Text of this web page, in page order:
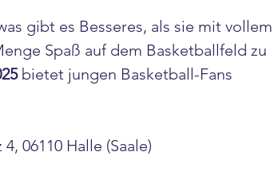
gibt es Besseres, als sie mit vollem
Spaß auf dem Basketballfeld zu
bietet jungen Basketball-Fans
06110 Halle (Saale)